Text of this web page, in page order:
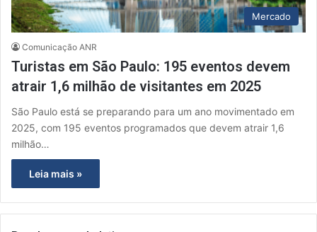
Mercado
Comunicação ANR
Turistas em São Paulo: 195 eventos devem
atrair 1,6 milhão de visitantes em 2025
São Paulo está se preparando para um ano movimentado em
2025, com 195 eventos programados que devem atrair 1,6
milhão…
Leia mais »